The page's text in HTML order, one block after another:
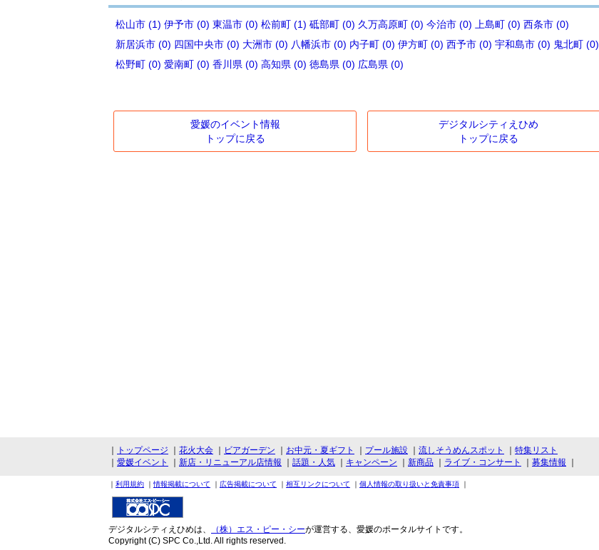
松山市 (1) 伊予市 (0) 東温市 (0) 松前町 (1) 砥部町 (0) 久万高原町 (0) 今治市 (0) 上島町 (0) 西条市 (0)
新居浜市 (0) 四国中央市 (0) 大洲市 (0) 八幡浜市 (0) 内子町 (0) 伊方町 (0) 西予市 (0) 宇和島市 (0) 鬼北町 (0)
松野町 (0) 愛南町 (0) 香川県 (0) 高知県 (0) 徳島県 (0) 広島県 (0)
愛媛のイベント情報
トップに戻る
デジタルシティえひめ
トップに戻る
トップページ 花火大会 ビアガーデン お中元・夏ギフト プール施設 流しそうめんスポット
特集リスト
愛媛イベント 新店・リニューアル店情報 話題・人気 キャンペーン 新商品 ライブ・コンサート 募集情報
｜ 利用規約 ｜ 情報掲載について ｜ 広告掲載について ｜ 相互リンクについて ｜ 個人情報の取り扱いと免責事項 ｜
デジタルシティえひめは、 （株）エス・ピー・シーが運営する、愛媛のポータルサイトです。
Copyright (C) SPC Co.,Ltd. All rights reserved.